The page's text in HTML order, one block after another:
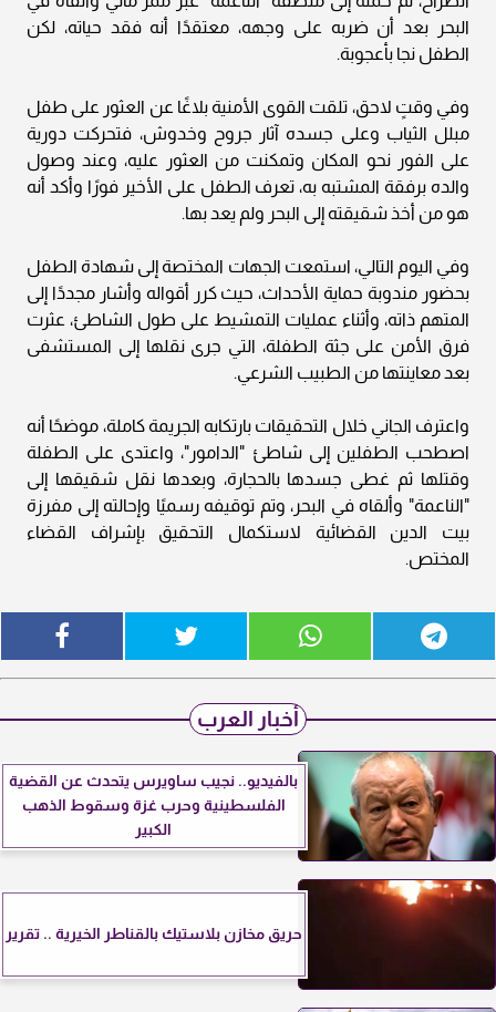
البحر بعد أن ضربه على وجهه، معتقدًا أنه فقد حياته، لكن
الطفل نجا بأعجوبة.
وفي وقتٍ لاحق، تلقت القوى الأمنية بلاغًا عن العثور على طفل
مبلل الثياب وعلى جسده آثار جروح وخدوش، فتحركت دورية
على الفور نحو المكان وتمكنت من العثور عليه، وعند وصول
والده برفقة المشتبه به، تعرف الطفل على الأخير فورًا وأكد أنه
هو من أخذ شقيقته إلى البحر ولم يعد بها.
وفي اليوم التالي، استمعت الجهات المختصة إلى شهادة الطفل
بحضور مندوبة حماية الأحداث، حيث كرر أقواله وأشار مجددًا إلى
المتهم ذاته، وأثناء عمليات التمشيط على طول الشاطئ، عثرت
فرق الأمن على جثة الطفلة، التي جرى نقلها إلى المستشفى
بعد معاينتها من الطبيب الشرعي.
واعترف الجاني خلال التحقيقات بارتكابه الجريمة كاملة، موضحًا أنه
اصطحب الطفلين إلى شاطئ "الدامور"، واعتدى على الطفلة
وقتلها ثم غطى جسدها بالحجارة، وبعدها نقل شقيقها إلى
"الناعمة" وألقاه في البحر، وتم توقيفه رسميًا وإحالته إلى مفرزة
بيت الدين القضائية لاستكمال التحقيق بإشراف القضاء
المختص.
أخبار العرب
بالفيديو.. نجيب ساويرس يتحدث عن القضية
الفلسطينية وحرب غزة وسقوط الذهب
الكبير
حريق مخازن بلاستيك بالقناطر الخيرية .. تقرير